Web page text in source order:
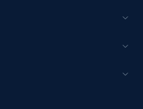
url, Rating date,
and more.